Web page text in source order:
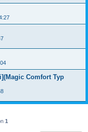
Comfort Typ
1